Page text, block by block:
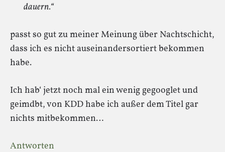
dauern.“
passt so gut zu meiner Meinung über Nachtschicht,
dass ich es nicht auseinandersortiert bekommen
habe.
Ich hab‘ jetzt noch mal ein wenig gegooglet und
geimdbt, von KDD habe ich außer dem Titel gar
nichts mitbekommen…
Antworten